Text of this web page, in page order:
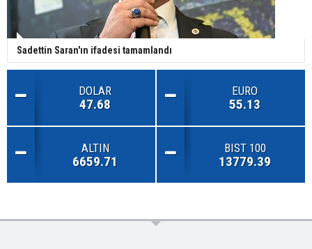
Sadettin Saran'ın ifadesi tamamlandı
DOLAR
47.68
EURO
55.13
ALTIN
6659.71
BIST 100
13779.39